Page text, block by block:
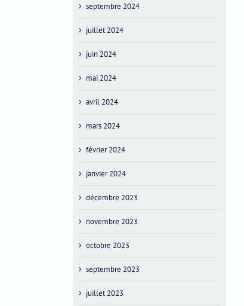
septembre 2024
juillet 2024
juin 2024
mai 2024
avril 2024
mars 2024
février 2024
janvier 2024
décembre 2023
novembre 2023
octobre 2023
septembre 2023
juillet 2023